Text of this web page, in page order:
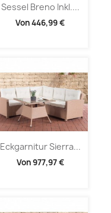
Sessel Breno Inkl....
Von446,99 €
Eckgarnitur Sierra...
Von977,97 €